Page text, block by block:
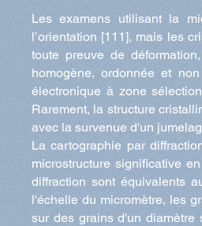
Les examens utilisant la
l’orientation [111], mais les
toute preuve de
homogène, ordonnée et
électronique à zone
Rarement, la structure
avec la survenue d'un
La cartographie par
microstructure significative
diffraction sont équivalents
l'échelle du micromètre, les
sur des grains d'un